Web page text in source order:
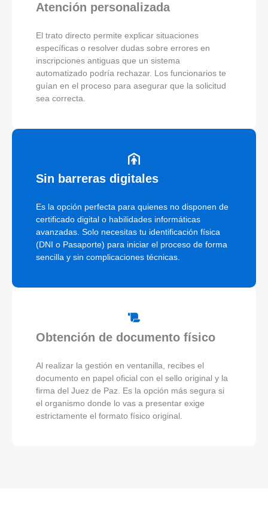
Atención personalizada
El trato directo permite explicar situaciones
específicas o resolver dudas sobre errores en
inscripciones antiguas que un sistema
automatizado podría rechazar. Los funcionarios te
guían en el proceso para asegurar que la solicitud
sea correcta.
Sin barreras digitales
Es la opción perfecta para quienes no disponen de
certificado digital o habilidades informáticas
avanzadas. Solo necesitas tu identificación física
(DNI o Pasaporte) para iniciar el proceso de forma
sencilla y sin complicaciones técnicas.
Obtención de documento físico
Al realizar la gestión en ventanilla, recibes el
documento en papel oficial con el sello original y la
firma del Juez de Paz. Es la opción más segura si
el organismo donde lo vas a presentar exige
estrictamente el formato físico original.